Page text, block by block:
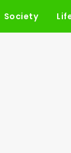
Society